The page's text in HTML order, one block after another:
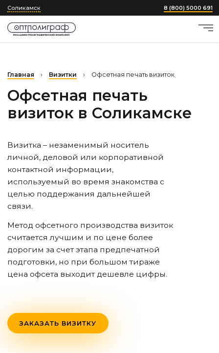
Соликамск 8 (800) 5000 691
Главная › Визитки › Офсетная печать визиток
Офсетная печать
визиток в Соликамске
Визитка – незаменимый носитель
личной, деловой или корпоративной
контактной информации,
используемый во время знакомства с
целью поддержания дальнейшей
связи.
Метод офсетного производства визиток
считается лучшим и по цене более
дорогим за счет этапа предпечатной
подготовки, но при большом тираже
цена офсета выходит дешевле цифры.
ЗАКАЗАТЬ ВИЗИТКУ